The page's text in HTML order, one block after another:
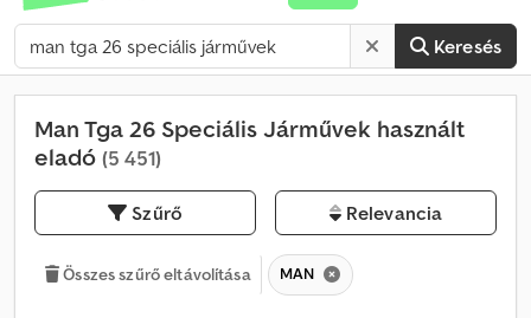
Keresés
Man Tga 26 Speciális Járművek használt
eladó (5 451)
Szűrő Relevancia
Összes szűrő eltávolítása MAN